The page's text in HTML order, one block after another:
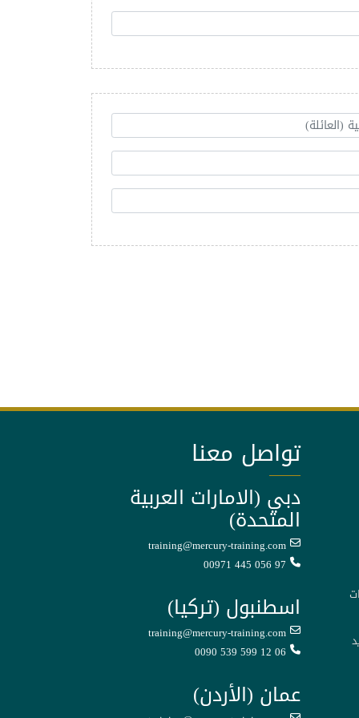
تواصل معنا
دبي (الامارات العربية
المتحدة)
training@mercury-training.com
00971 445 056 97
اسطنبول (تركيا)
training@mercury-training.com
0090 539 599 12 06
عمان (الأردن)